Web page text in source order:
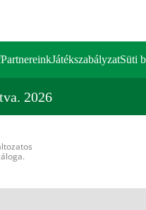
PartnereinkJátékszabályzatSüti
2026